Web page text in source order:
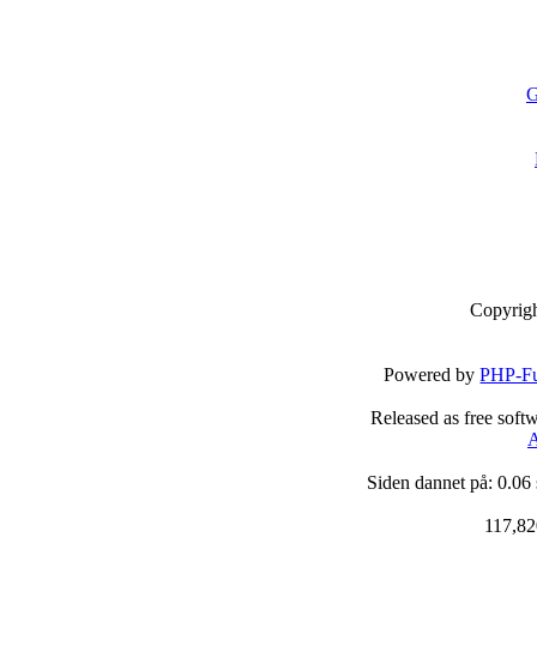
Powered byPHP-
Released as free
Siden dannet på: